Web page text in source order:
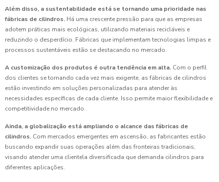
Além disso, a sustentabilidade está se tornando uma prioridade nas
fábricas de cilindros. Há uma crescente pressão para que as empresas
adotem práticas mais ecológicas, utilizando materiais recicláveis e
reduzindo o desperdício. Fábricas que implementam tecnologias limpas e
processos sustentáveis estão se destacando no mercado.
A customização dos produtos é outra tendência em alta. Com o perfil
dos clientes se tornando cada vez mais exigente, as fábricas de cilindros
estão investindo em soluções personalizadas para atender às
necessidades específicas de cada cliente. Isso permite maior flexibilidade e
competitividade no mercado.
Ainda, a globalização está ampliando o alcance das fábricas de
cilindros. Com mercados emergentes em ascensão, as fabricantes estão
buscando expandir suas operações além das fronteiras tradicionais,
visando atender uma clientela diversificada que demanda cilindros para
diferentes aplicações.